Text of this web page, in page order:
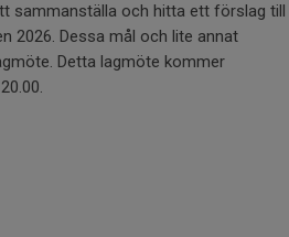
sammanställa och hitta ett förslag till
2026. Dessa mål och lite annat
Detta lagmöte kommer